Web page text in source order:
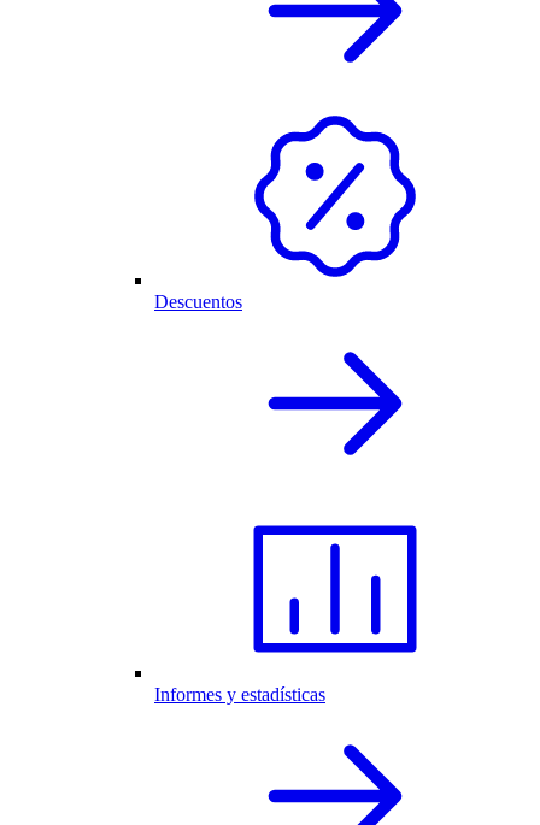
Descuentos
Informes y estadísticas